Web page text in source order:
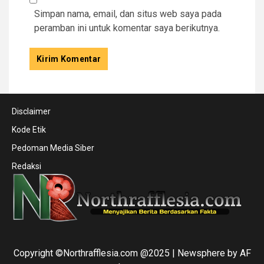
Simpan nama, email, dan situs web saya pada
peramban ini untuk komentar saya berikutnya.
Disclaimer
Kode Etik
Pedoman Media Siber
Redaksi
Copyright ©Northrafflesia.com @2025 | Newsphereby AF